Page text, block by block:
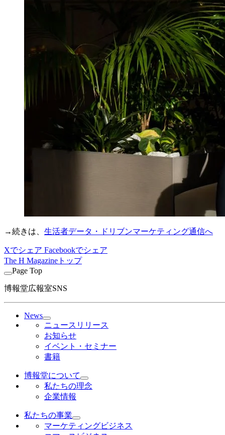
→続きは、 生活者データ・ドリブンマーケティング通信へ
Xでシェア Facebookでシェア
The H Magazineトップ
Page Top
博報堂広報室SNS
News
ニュースリリース
お知らせ
イベント・セミナー
書籍
博報堂について
私たちの理念
企業情報
私たちの事業
マーケティングビジネス